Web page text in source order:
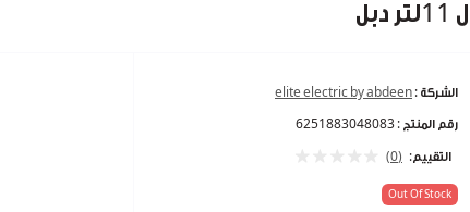
الشركة : elite electric by abdeen
رقم المنتج : 6251883048083
التقييم: (0)
Out Of Stock